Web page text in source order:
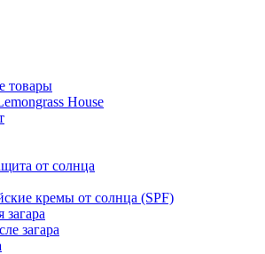
товары
House
от солнца
кремы от солнца (SPF)
загара
загара